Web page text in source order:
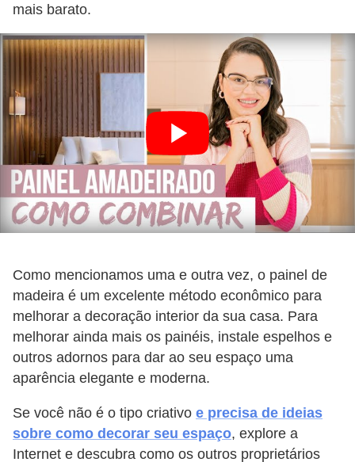
mais barato.
Como mencionamos uma e outra vez, o painel de
madeira é um excelente método econômico para
melhorar a decoração interior da sua casa. Para
melhorar ainda mais os painéis, instale espelhos e
outros adornos para dar ao seu espaço uma
aparência elegante e moderna.
Se você não é o tipo criativo e precisa de ideias
sobre como decorar seu espaço, explore a
Internet e descubra como os outros proprietários